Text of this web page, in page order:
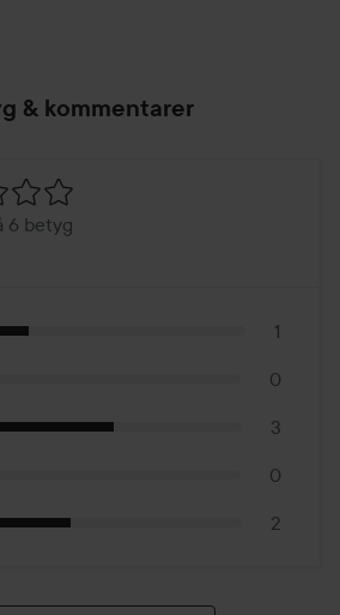
& kommentarer
6 betyg
1
0
3
0
2